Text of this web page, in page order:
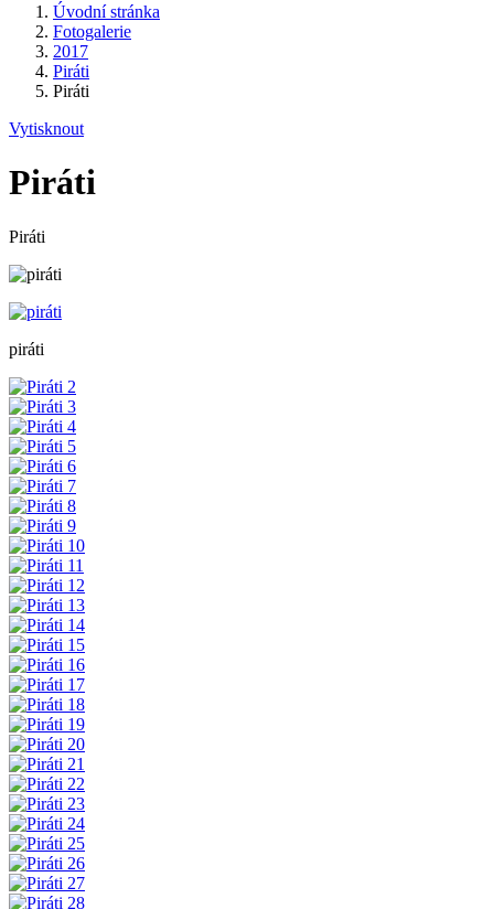
Úvodní stránka
Fotogalerie
2017
Piráti
Piráti
Vytisknout
Piráti
Piráti
piráti